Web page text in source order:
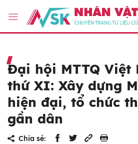
Đại hội MTTQ Việt
thứ XI: Xây dựng
hiện đại, tổ chức
gần dân
Chia sẻ: